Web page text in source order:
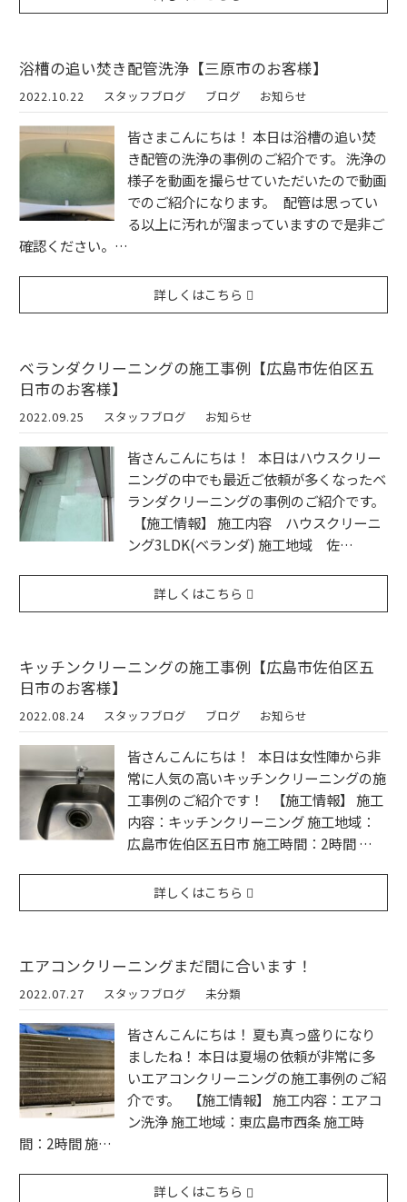
浴槽の追い焚き配管洗浄【三原市のお客様】
2022.10.22 スタッフブログ ブログ お知らせ
皆さまこんにちは！ 本日は浴槽の追い焚
き配管の洗浄の事例のご紹介です。 洗浄の
様子を動画を撮らせていただいたので動画
でのご紹介になります。 配管は思ってい
る以上に汚れが溜まっていますので是非ご
確認ください。…
詳しくはこちら
ベランダクリーニングの施工事例【広島市佐伯区五
日市のお客様】
2022.09.25 スタッフブログ お知らせ
皆さんこんにちは！ 本日はハウスクリー
ニングの中でも最近ご依頼が多くなったベ
ランダクリーニングの事例のご紹介です。
【施工情報】 施工内容 ハウスクリーニ
ング3LDK(ベランダ) 施工地域 佐…
詳しくはこちら
キッチンクリーニングの施工事例【広島市佐伯区五
日市のお客様】
2022.08.24 スタッフブログ ブログ お知らせ
皆さんこんにちは！ 本日は女性陣から非
常に人気の高いキッチンクリーニングの施
工事例のご紹介です！ 【施工情報】 施工
内容：キッチンクリーニング 施工地域：
広島市佐伯区五日市 施工時間：2時間 …
詳しくはこちら
エアコンクリーニングまだ間に合います！
2022.07.27 スタッフブログ 未分類
皆さんこんにちは！ 夏も真っ盛りになり
ましたね！ 本日は夏場の依頼が非常に多
いエアコンクリーニングの施工事例のご紹
介です。 【施工情報】 施工内容：エアコ
ン洗浄 施工地域：東広島市西条 施工時
間：2時間 施…
詳しくはこちら